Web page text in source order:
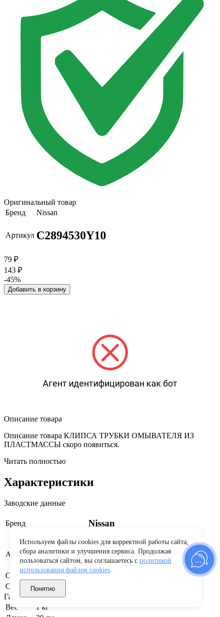
Оригинальный товар
Бренд
Nissan
Артикул C2894530Y10
79 ₽
143 ₽
-45%
Добавить в корзину
Агент идентифицирован как бот
Описание товара
Описание товара КЛИПСА ТРУБКИ ОМЫВАТЕЛЯ ИЗ
ПЛАСТМАССЫ скоро появиться.
Читать полностью
Характеристики
Заводские данные
Бренд Nissan
Артикул производителя C2894530Y10
Страна бренда
Япония
Страна производства
Габариты и вес
Вес
1 кг
Используем файлы cookies для корректной работы сайта,
сбора аналитики и улучшения сервиса. Продолжая
пользоваться сайтом, вы соглашаетесь с политикой
использования файлов cookies.
Понятно